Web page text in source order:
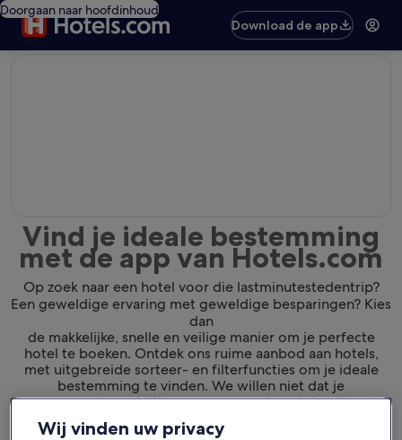
Doorgaan naar hoofdinhoud
Download de app
Vind je ideale bestemming
met de app van Hotels.com
Op zoek naar een hotel voor die lastminutestedentrip?
Een geweldige ervaring met geweldige besparingen? Kies
dan
de makkelijke, snelle en veilige manier om je perfecte
hotel te boeken. Ontdek ons ruime aanbod aan hotels,
met uitgebreide sorteer- en filterfuncties om je ideale
bestemming te vinden. We willen niet dat je
de plek waar je verblijft gewoon leuk vindt. We willen dat
je het geweldig vindt.
Wij vinden uw privacy